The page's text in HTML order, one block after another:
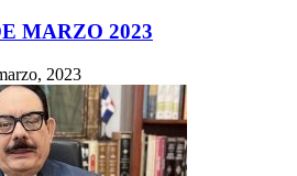
MARZO 2023
2023